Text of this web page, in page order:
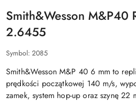
Smith&Wesson M&P40
2.6455
Symbol: 2085
Smith&Wesson M&P 40 6 mm to
prędkości początkowej 140 m/s,
zamek, system hop-up oraz szynę 22